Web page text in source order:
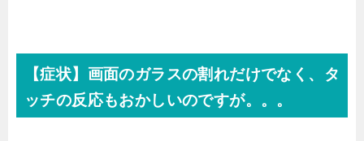
【症状】画面のガラスの割れだけでなく、タ
ッチの反応もおかしいのですが。。。